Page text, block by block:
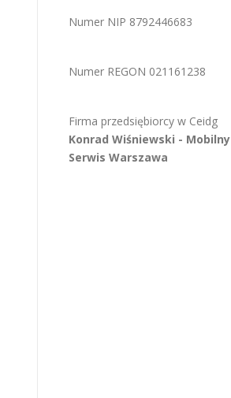
Numer NIP 8792446683
Numer REGON 021161238
Firma przedsiębiorcy w Ceidg
Konrad Wiśniewski - Mobilny
Serwis Warszawa